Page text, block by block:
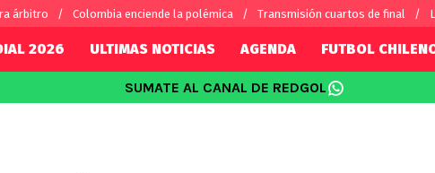
árbitro Colombia enciende la polémica Transmisión cuartos de final
2026 ULTIMAS NOTICIAS AGENDA FUTBOL
SUMATE AL CANAL DE REDGOL